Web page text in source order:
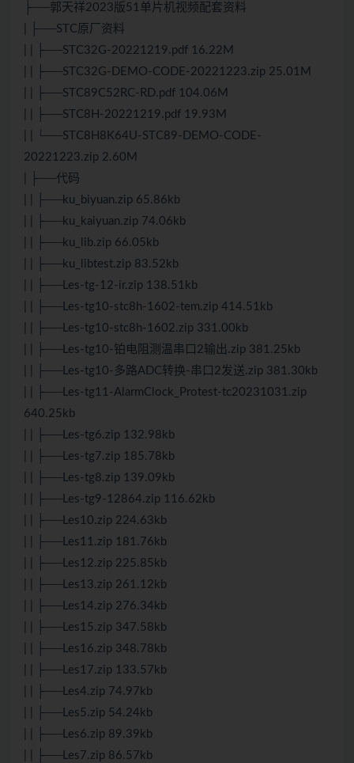
├──郭天祥2023版51单片机视频配套资料
| ├──STC原厂资料
| | ├──STC32G-20221219.pdf 16.22M
| | ├──STC32G-DEMO-CODE-20221223.zip 25.01M
| | ├──STC89C52RC-RD.pdf 104.06M
| | ├──STC8H-20221219.pdf 19.93M
| | └──STC8H8K64U-STC89-DEMO-CODE-
20221223.zip 2.60M
| ├──代码
| | ├──ku_biyuan.zip 65.86kb
| | ├──ku_kaiyuan.zip 74.06kb
| | ├──ku_lib.zip 66.05kb
| | ├──ku_libtest.zip 83.52kb
| | ├──Les-tg-12-ir.zip 138.51kb
| | ├──Les-tg10-stc8h-1602-tem.zip 414.51kb
| | ├──Les-tg10-stc8h-1602.zip 331.00kb
| | ├──Les-tg10-铂电阻测温串口2输出.zip 381.25kb
| | ├──Les-tg10-多路ADC转换-串口2发送.zip 381.30kb
| | ├──Les-tg11-AlarmClock_Protest-tc20231031.zip
640.25kb
| | ├──Les-tg6.zip 132.98kb
| | ├──Les-tg7.zip 185.78kb
| | ├──Les-tg8.zip 139.09kb
| | ├──Les-tg9-12864.zip 116.62kb
| | ├──Les10.zip 224.63kb
| | ├──Les11.zip 181.76kb
| | ├──Les12.zip 225.85kb
| | ├──Les13.zip 261.12kb
| | ├──Les14.zip 276.34kb
| | ├──Les15.zip 347.58kb
| | ├──Les16.zip 348.78kb
| | ├──Les17.zip 133.57kb
| | ├──Les4.zip 74.97kb
| | ├──Les5.zip 54.24kb
| | ├──Les6.zip 89.39kb
| | ├──Les7.zip 86.57kb